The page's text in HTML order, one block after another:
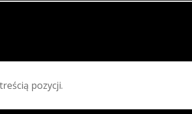
pozycji.